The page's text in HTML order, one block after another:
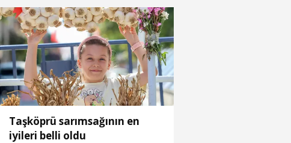
Taşköprü sarımsağının en
iyileri belli oldu